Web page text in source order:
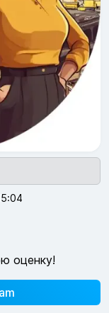
оценку!